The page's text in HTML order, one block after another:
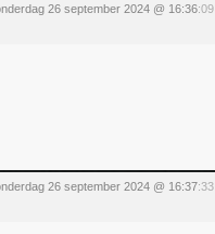
26 september 2024 @ 16:36:09
26 september 2024 @ 16:37:33